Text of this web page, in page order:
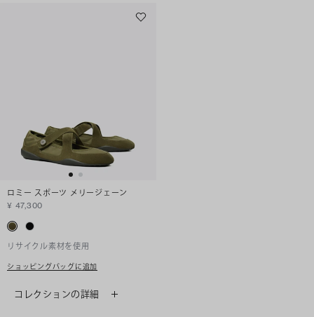
ロミー スポーツ メリージェーン
¥ 47,300
リサイクル素材を使用
ショッピングバッグに追加
コレクションの詳細